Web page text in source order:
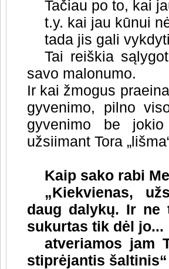
Tačiau po to, kai
t.y. kai jau kūnui
tada jis gali
Tai reiškia
savo malonumo.
Ir kai žmogus
gyvenimo, pilno
gyvenimo be
užsiimant Tora
Kaip sako rabi
„Kiekvienas,
daug dalykų. Ir ne
sukurtas tik dėl jo...
atveriamos jam
stiprėjantis šaltinis“